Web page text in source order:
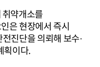
약개소를
은 현장에서 즉시
진단을 의뢰해 보수·
획이다.